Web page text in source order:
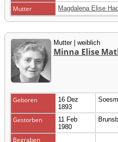
Mutter Magdalena Elise
Mutter | weiblich
Minna Elise
Geboren
16 Dez
1893
Gestorben
11 Feb
1980
Begraben